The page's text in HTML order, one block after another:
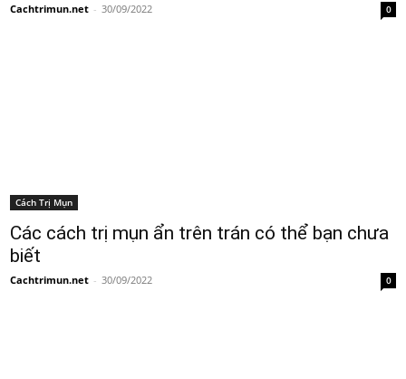
Cachtrimun.net - 30/09/2022 0
Cách Trị Mụn
Các cách trị mụn ẩn trên trán có thể bạn chưa
biết
Cachtrimun.net - 30/09/2022 0